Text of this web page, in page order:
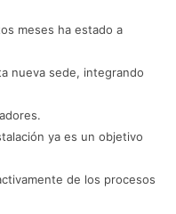
meses ha estado a
nueva sede, integrando
ya es un objetivo
de los procesos